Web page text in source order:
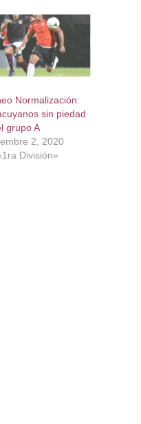
Normalización:
sin piedad
grupo A
2, 2020
División»